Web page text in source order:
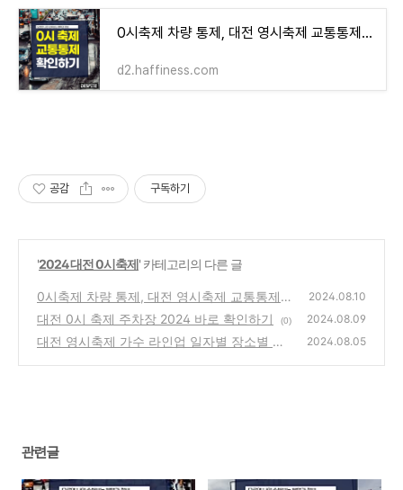
0시축제 차량 통제, 대전 영시축제 교통통제 확인하기
d2.haffiness.com
공감 구독하기
'2024 대전 0시축제' 카테고리의 다른 글
0시축제 차량 통제, 대전 영시축제 교통통제
확인하기
(0)
2024.08.10
대전 0시 축제 주차장 2024 바로 확인하기 (0) 2024.08.09
대전 영시축제 가수 라인업 일자별 장소별 총
2024.08.05
관련글